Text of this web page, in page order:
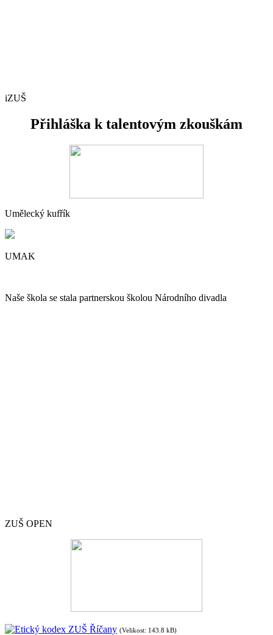
iZUŠ
Přihláška k talentovým zkouškám
Umělecký kufřík
UMAK
Naše škola se stala partnerskou školou Národního divadla
ZUŠ OPEN
Etický kodex ZUŠ Říčany (Velikost: 143.8 kB)